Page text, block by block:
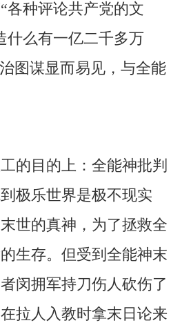
各种评论共产党的文
什么有一亿二千多万
图谋显而易见，与全能
目的上：全能神批判
极乐世界是极不现实
世的真神，为了拯救全
生存。但受到全能神末
闵拥军持刀伤人砍伤了
拉人入教时拿末日论来